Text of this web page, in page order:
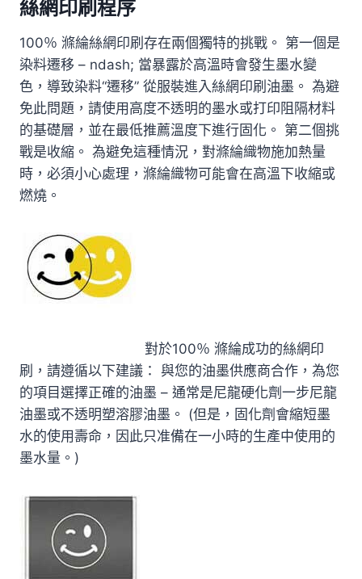
絲網印刷程序
100％ 滌綸絲網印刷存在兩個獨特的挑戰。 第一個是
染料遷移 – ndash; 當暴露於高溫時會發生墨水變
色，導致染料“遷移” 從服裝進入絲網印刷油墨。 為避
免此問題，請使用高度不透明的墨水或打印阻隔材料
的基礎層，並在最低推薦溫度下進行固化。 第二個挑
戰是收縮。 為避免這種情況，對滌綸織物施加熱量
時，必須小心處理，滌綸織物可能會在高溫下收縮或
燃燒。
對於100％ 滌綸成功的絲網印
刷，請遵循以下建議： 與您的油墨供應商合作，為您
的項目選擇正確的油墨 – 通常是尼龍硬化劑一步尼龍
油墨或不透明塑溶膠油墨。 (但是，固化劑會縮短墨
水的使用壽命，因此只准備在一小時的生產中使用的
墨水量。)